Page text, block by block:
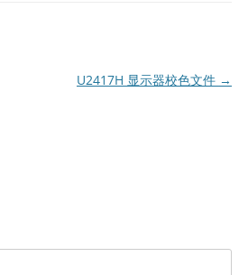
U2417H 显示器校色文件 →